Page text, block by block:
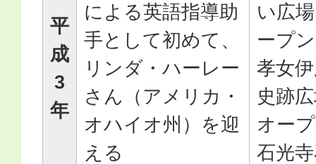
平
成
3
年
による英語指導助
手として初めて、
リンダ・ハーレー
さん（アメリカ・
オハイオ州）を迎
える
い広
ープン
孝女
史跡
オー
石光